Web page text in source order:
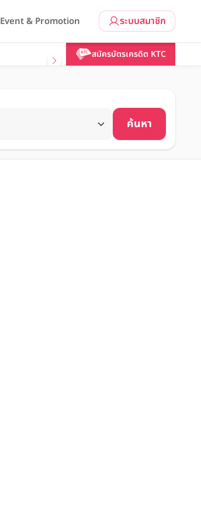
ระบบสมาชิก
Event & Promotion
สมัครบัตรเครดิต KTC
ค้นหา